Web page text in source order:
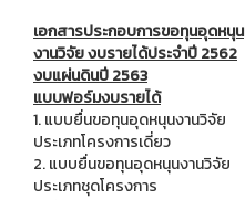
เอกสารประกอบการขอทุนอุดหนุน
งานวิจัย งบรายได้ประจำปี 2562
งบแผ่นดินปี 2563
แบบฟอร์มงบรายได้
1. แบบยื่นขอทุนอุดหนุนงานวิจัย
ประเภทโครงการเดี่ยว
2. แบบยื่นขอทุนอุดหนุนงานวิจัย
ประเภทชุดโครงการ